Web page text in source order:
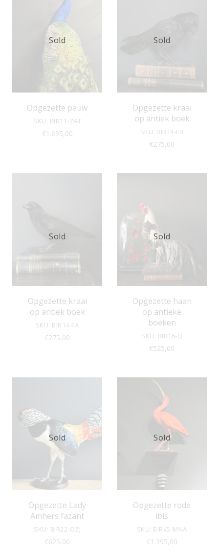
Opgezette pauw
SKU: BIR11-ZAT
€1.695,00
Sold
Opgezette kraai
op antiek boek
SKU: BIR14-FB
€275,00
Sold
Opgezette kraai
op antiek boek
SKU: BIR14-FA
€275,00
Sold
Opgezette haan
op antieke
boeken
SKU: BIR16-Q
€525,00
Sold
Opgezette Lady
Amhers fazant
SKU: BIR22-OZJ
€625,00
Sold
Opgezette rode
ibis
SKU: BIR45-MNA
€1.395,00
Sold